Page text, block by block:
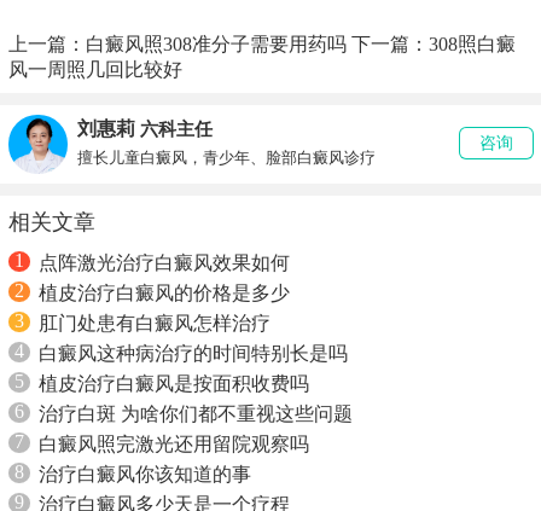
上一篇： 白癜风照308准分子需要用药吗 下一篇： 308照白癜
风一周照几回比较好
刘惠莉 六科主任
擅长儿童白癜风，青少年、脸部白癜风诊疗
咨询
相关文章
1
点阵激光治疗白癜风效果如何
2
植皮治疗白癜风的价格是多少
3
肛门处患有白癜风怎样治疗
4
白癜风这种病治疗的时间特别长是吗
5
植皮治疗白癜风是按面积收费吗
6
治疗白斑 为啥你们都不重视这些问题
7
白癜风照完激光还用留院观察吗
8
治疗白癜风你该知道的事
9
治疗白癜风多少天是一个疗程